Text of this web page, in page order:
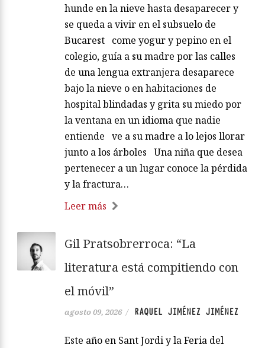
hunde en la nieve hasta desaparecer y
se queda a vivir en el subsuelo de
Bucarest come yogur y pepino en el
colegio, guía a su madre por las calles
de una lengua extranjera desaparece
bajo la nieve o en habitaciones de
hospital blindadas y grita su miedo por
la ventana en un idioma que nadie
entiende ve a su madre a lo lejos llorar
junto a los árboles Una niña que desea
pertenecer a un lugar conoce la pérdida
y la fractura…
Leer más
Gil Pratsobrerroca: “La
literatura está compitiendo con
el móvil”
agosto 09, 2026 / RAQUEL JIMÉNEZ JIMÉNEZ
Este año en Sant Jordi y la Feria del